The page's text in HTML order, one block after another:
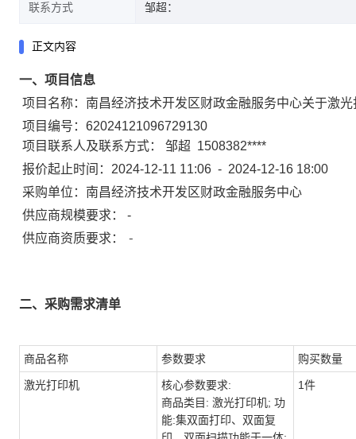
联系方式 邹超：
正文内容
一、项目信息
项目名称： 南昌经济技术开发区财政金融服务中心关于激
项目编号： 62024121096729130
项目联系人及联系方式： 邹超 1508382****
报价起止时间： 2024-12-11 11:06 - 2024-12-16 18:00
采购单位： 南昌经济技术开发区财政金融服务中心
供应商规模要求： -
供应商资质要求：
-
二、采购需求清单
商品名称 参数要求 购买数量
激光打印机
核心参数要求:
商品类目: 激光打印机; 功
能:集双面打印、双面复
1件